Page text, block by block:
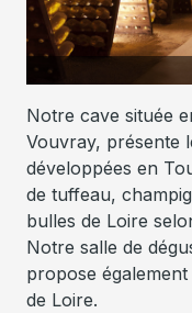
Notre cave située
Vouvray, présente
développées en
de tuffeau,
bulles de Loire
Notre salle de
propose
de Loire.